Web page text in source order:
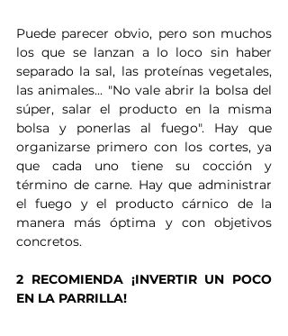
Puede parecer obvio, pero son muchos
los que se lanzan a lo loco sin haber
separado la sal, las proteínas vegetales,
las animales... "No vale abrir la bolsa del
súper, salar el producto en la misma
bolsa y ponerlas al fuego". Hay que
organizarse primero con los cortes, ya
que cada uno tiene su cocción y
término de carne. Hay que administrar
el fuego y el producto cárnico de la
manera más óptima y con objetivos
concretos.
2 RECOMIENDA ¡INVERTIR UN POCO
EN LA PARRILLA!